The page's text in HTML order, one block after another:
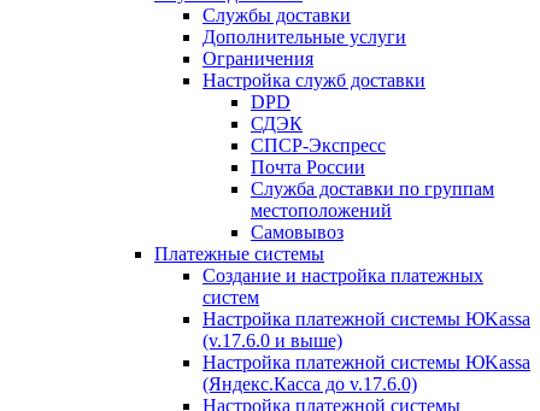
Службы доставки
Дополнительные услуги
Ограничения
Настройка служб доставки
DPD
СДЭК
СПСР-Экспресс
Почта России
Служба доставки по группам
местоположений
Самовывоз
Платежные системы
Создание и настройка платежных
систем
Настройка платежной системы ЮKassa
(v.17.6.0 и выше)
Настройка платежной системы ЮKassa
(Яндекс.Касса до v.17.6.0)
Настройка платежной системы